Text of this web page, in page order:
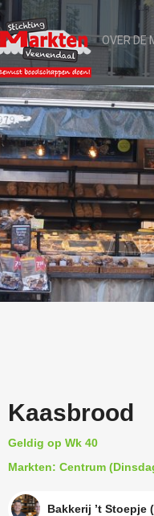
OVER DE
Kaasbrood
Geldig op Wk 40
Markten: Centrum
Bakkerij ’t Stoepje